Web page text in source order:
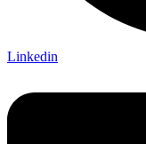
Linkedin